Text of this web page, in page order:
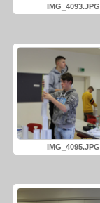
IMG_4093.JPG
IMG_4095.JPG